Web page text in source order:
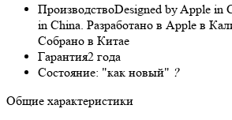
ПроизводствоDesigned by Apple in
in China. Разработано в Apple в
Собрано в Китае
Гарантия2 года
Состояние: "как новый" ?
Общие характеристики